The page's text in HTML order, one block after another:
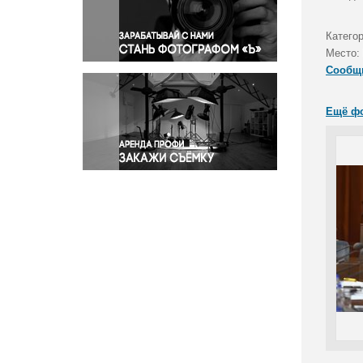
Правосудие
Происшествия и конфликты
Религия
Светская жизнь
Спорт
Экология
Экономика и бизнес
Место:
Ещё